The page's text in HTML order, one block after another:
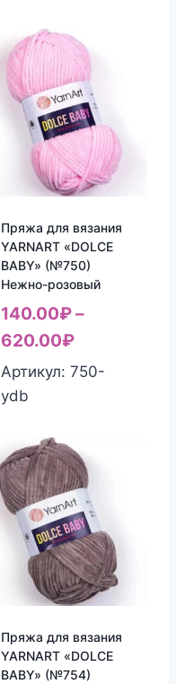
Пряжа для вязания
YARNART «DOLCE
BABY» (№750)
Нежно-розовый
140.00₽–
620.00₽
Артикул: 750-
ydb
Пряжа для вязания
YARNART «DOLCE
BABY» (№754)